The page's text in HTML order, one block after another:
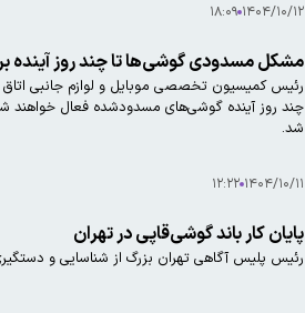
۱۴۰۴/۱۰/۱۲ ۱۸:۰۹
مشکل مسدودی گوشی‌ها تا چند روز آینده
رئیس کمیسیون تخصصی موبایل و لوازم جانبی اتاق
چند روز آینده گوشی‌های مسدودشده فعال
شد.
۱۴۰۴/۱۰/۱۱ ۱۲:۲۲
پایان کار باند گوشی‌قاپی در تهران
رئیس پلیس آگاهی تهران بزرگ از شناسایی و دستگیری باندی از